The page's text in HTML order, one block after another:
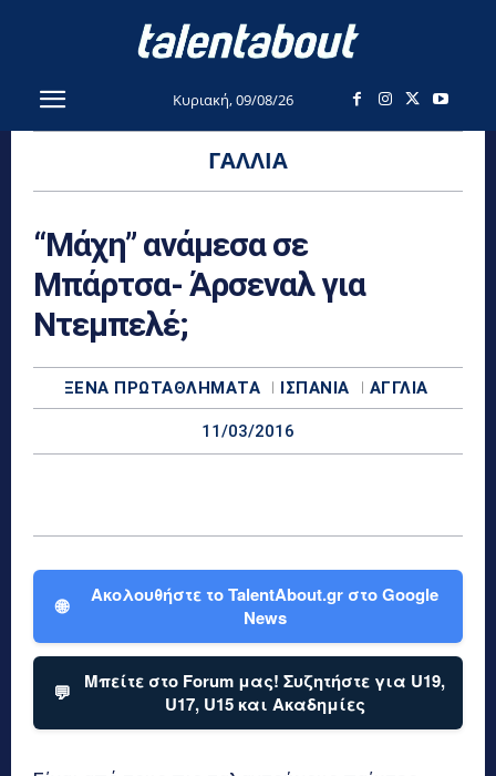
Κυριακή, 09/08/26
ΓΑΛΛΊΑ
“Μάχη” ανάμεσα σε
Μπάρτσα- Άρσεναλ για
Ντεμπελέ;
ΞΈΝΑ ΠΡΩΤΑΘΛΉΜΑΤΑ ΙΣΠΑΝΊΑ ΑΓΓΛΊΑ
11/03/2016
🌐
Ακολουθήστε το TalentAbout.gr στο Google
News
💬
Μπείτε στο Forum μας! Συζητήστε για U19,
U17, U15 και Ακαδημίες